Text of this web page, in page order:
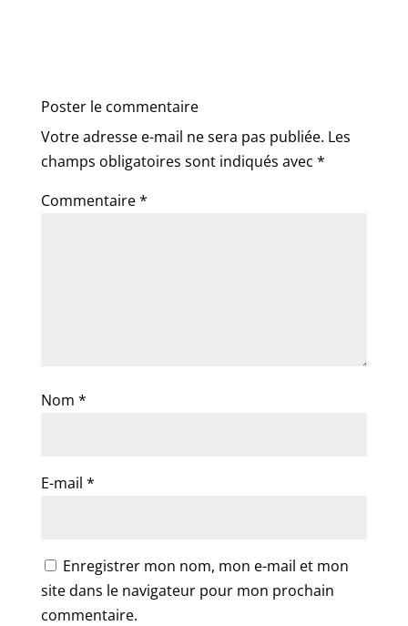
Poster le commentaire
Votre adresse e-mail ne sera pas publiée. Les
champs obligatoires sont indiqués avec *
Commentaire*
Nom *
E-mail *
Enregistrer mon nom, mon e-mail et mon
site dans le navigateur pour mon prochain
commentaire.